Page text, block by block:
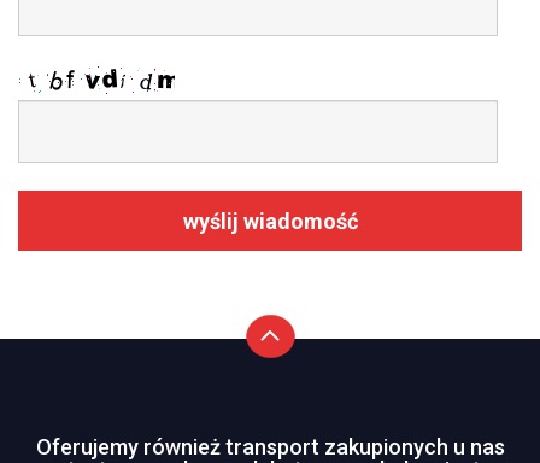
wyślij wiadomość
Oferujemy również transport zakupionych u nas